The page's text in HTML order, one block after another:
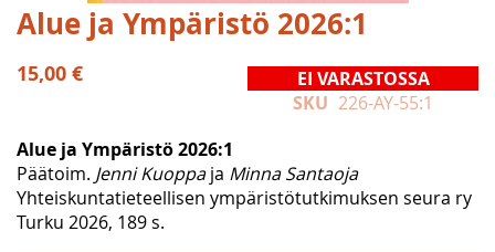
Skip
to
the
beginning
images
gallery
Alue ja Ympäristö 2026:1
15,00 €
EI VARASTOSSA
SKU 226-AY-55:1
Alue ja Ympäristö 2026:1
Päätoim. Jenni Kuoppaja Minna Santaoja
Yhteiskuntatieteellisen ympäristötutkimuksen seura ry
Turku 2026, 189 s.